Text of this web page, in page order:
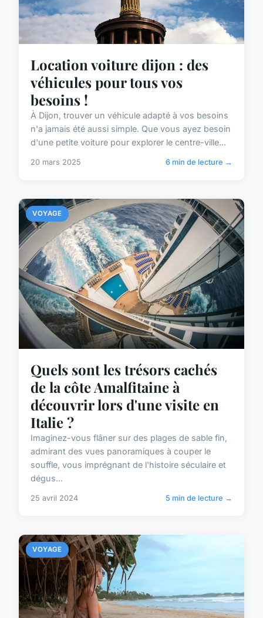
Location voiture dijon : des
véhicules pour tous vos
besoins !
À Dijon, trouver un véhicule adapté à vos besoins
n'a jamais été aussi simple. Que vous ayez besoin
d'une petite voiture pour explorer le centre-ville...
20 mars 2025 6 min de lecture →
VOYAGE
Quels sont les trésors cachés
de la côte Amalfitaine à
découvrir lors d'une visite en
Italie ?
Imaginez-vous flâner sur des plages de sable fin,
admirant des vues panoramiques à couper le
souffle, vous imprégnant de l'histoire séculaire et
dégus...
25 avril 2024 5 min de lecture →
VOYAGE